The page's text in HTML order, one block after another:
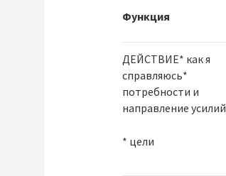
Функция
ДЕЙСТВИЕ* как я
справляюсь*
потребности и
направление усилий
* цели